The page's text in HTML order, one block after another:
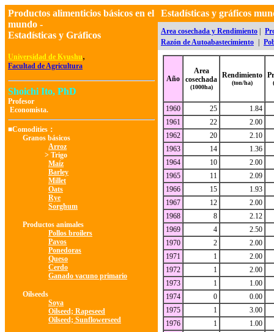
Productos alimenticios básicos en el
mundo -
Estadísticas y Gráficos
Universidad de Kyushu,
Facultad de Agricultura
Shoichi Ito, PhD
Profesor
Economista.
■Comodities：
Granos básicos
Arroz
> Trigo
Maíz
Barley
Millet
Oats
Rye
Sorghum
Productos animales
Pollos broilers
Pavos
Ponedoras
Queso
Cerdo
Ganado vacuno primario
Oilseeds
Soya
Oilseed; Rapeseed
Oilseed; Sunflowerseed
Estadísticas y gráficos
Area cosechada y Rendimiento
Razón de Autoabastecimiento
Año
Area
cosechada
(1000ha)
Rendimiento
(ton/ha)
1960 25
1.84
1961
22
2.00
1962
20
2.10
1963
14
1.36
1964
10
2.00
1965
11
2.09
1966
15
1.93
1967
12
2.00
1968
8
2.12
1969
4
2.50
1970
2
2.00
1971
1
2.00
1972
1
2.00
1973
1
1.00
1974
0
0.00
1975
1
3.00
1976
1
1.00